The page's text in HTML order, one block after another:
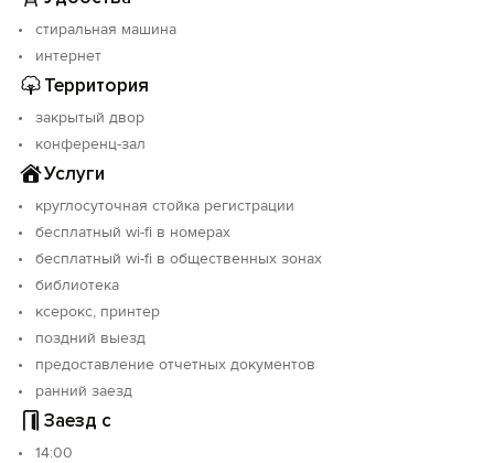
- Набор гостеприимства (беруши, тапочки, чай, сахар,
косметика).
- Полотенца и фен.
- Телевизор, вся необходимая мебель, по запросу
предоставляем обогреватель.
Гостиница «Кассель» - это больше, чем просто ночлег.
Это место, где история Ярославля переплетается с
особыми моментами.
Приезжайте в гости! Мы поможем сделать Ваше
пребывание в Ярославле по-настоящему
незабываемым!
Объект прошёл классификацию. Номер реестровой
записи: С762025012304.
стиральная машина
интернет
Территория
закрытый двор
конференц-зал
Услуги
круглосуточная стойка регистрации
бесплатный wi-fi в номерах
бесплатный wi-fi в общественных зонах
библиотека
ксерокс, принтер
поздний выезд
предоставление отчетных документов
ранний заезд
Заезд с
14:00